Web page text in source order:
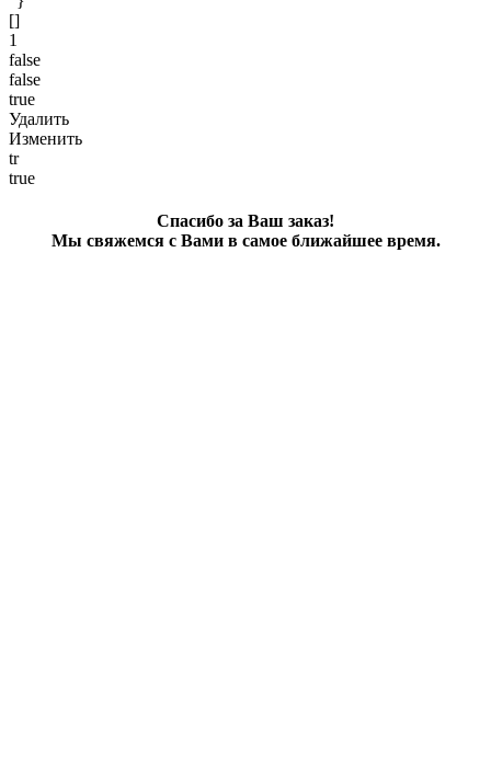
[]
1
false
false
true
Удалить
Изменить
tr
true
Спасибо за Ваш заказ!
Мы свяжемся с Вами в самое ближайшее время.